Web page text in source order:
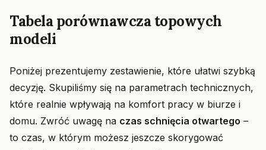
Tabela porównawcza topowych
modeli
Poniżej prezentujemy zestawienie, które ułatwi szybką
decyzję. Skupiliśmy się na parametrach technicznych,
które realnie wpływają na komfort pracy w biurze i
domu. Zwróć uwagę na czas schnięcia otwartego –
to czas, w którym możesz jeszcze skorygować